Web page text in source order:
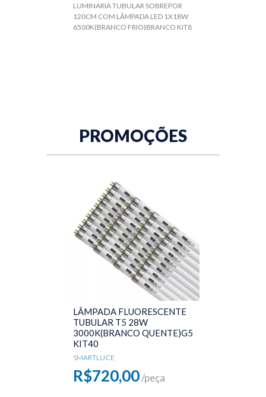
LUMINARIA TUBULAR SOBREPOR
120CM COM LÂMPADA LED 1X18W
6500K(BRANCO FRIO)BRANCO KIT8
PROMOÇÕES
LÂMPADA FLUORESCENTE
TUBULAR T5 28W
3000K(BRANCO QUENTE)G5
KIT40
SMARTLUCE
R$720,00/peça